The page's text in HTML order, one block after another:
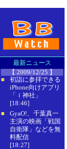
最新ニュース
【 2009/12/25 】
■
初詣に参拝できる
iPhone向けアプリ
「ｉ神社」
[18:46]
■
GyaO!、千葉真一
主演の映画「戦国
自衛隊」などを無
料配信
[18:27]